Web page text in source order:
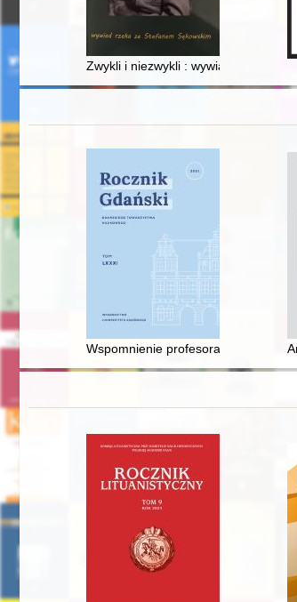
Zwykli i niezwykli : wywiad rzeka ze
Wspomnienie profesora Henryka